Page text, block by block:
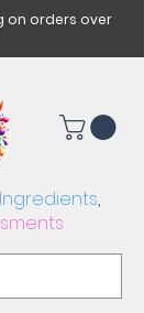
Ingredients,
on orders over